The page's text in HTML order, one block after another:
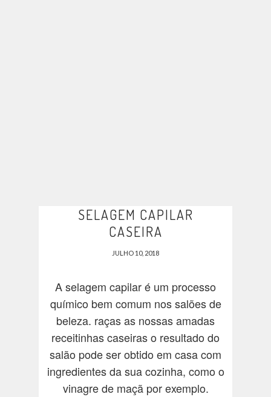
SELAGEM CAPILAR
CASEIRA
JULHO 10, 2018
A selagem capilar é um processo
químico bem comum nos salões de
beleza. raças as nossas amadas
receitinhas caseiras o resultado do
salão pode ser obtido em casa com
ingredientes da sua cozinha, como o
vinagre de maçã por exemplo.